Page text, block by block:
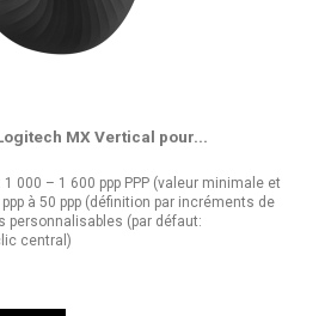
MX Vertical pour...
000 – 1 600 ppp PPP (valeur minimale et
à 50 ppp (définition par incréments de
personnalisables (par défaut:
central)